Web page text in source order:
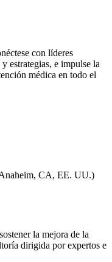
con líderes
estrategias, e impulse la
médica en todo el
CA, EE. UU.)
la mejora de la
dirigida por expertos e